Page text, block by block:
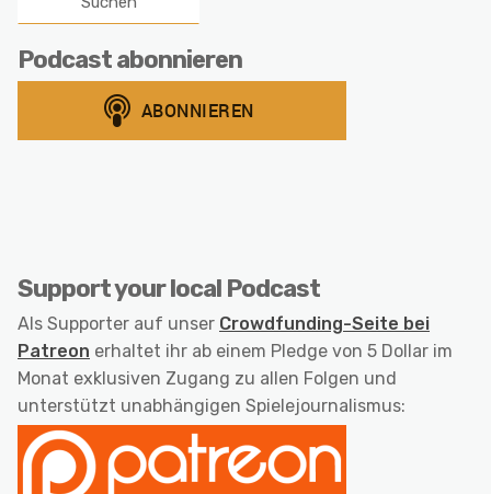
Podcast abonnieren
Support your local Podcast
Als Supporter auf unser Crowdfunding-Seite bei
Patreon erhaltet ihr ab einem Pledge von 5 Dollar im
Monat exklusiven Zugang zu allen Folgen und
unterstützt unabhängigen Spielejournalismus: